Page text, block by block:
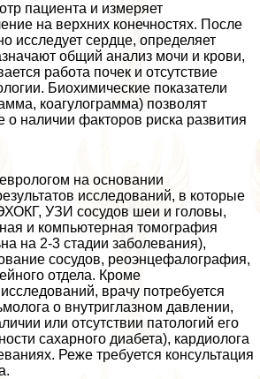
пациента и измеряет
на верхних конечностях. После
исследует сердце, определяет
общий анализ мочи и крови,
работа почек и отсутствие
Биохимические показатели
коагулограмма) позволят
о наличии факторов риска развития
на основании
исследований, в которые
УЗИ сосудов шеи и головы,
и компьютерная томография
на 2-3 стадии заболевания),
сосудов, реоэнцефалография,
отдела. Кроме
врачу потребуется
о внутриглазном давлении,
или отсутствии патологий его
сахарного диабета), кардиолога
Реже требуется консультация